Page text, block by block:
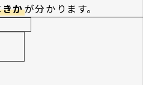
かが分かります。